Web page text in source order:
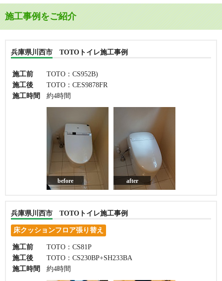
施工事例をご紹介
兵庫県川西市 TOTOトイレ施工事例
施工前
TOTO：CS952B)
施工後
TOTO：CES9878FR
施工時間
約4時間
before after
兵庫県川西市 TOTOトイレ施工事例
床クッションフロア張り替え
施工前
TOTO：CS81P
施工後
TOTO：CS230BP+SH233BA
施工時間
約4時間